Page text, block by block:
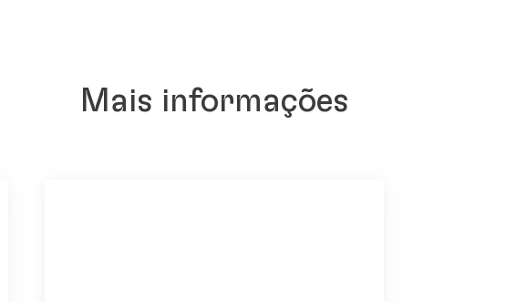
Mais informações